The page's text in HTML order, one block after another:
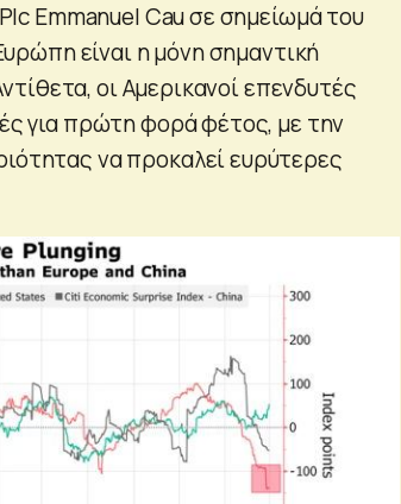
Emmanuel Cau σε σημείωμά του
είναι η μόνη σημαντική
οι Αμερικανοί επενδυτές
για πρώτη φορά φέτος, με την
να προκαλεί ευρύτερες